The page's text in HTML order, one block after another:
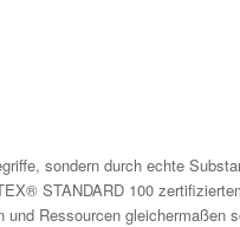
sondern durch echte
STANDARD 100
Ressourcen gleichermaßen